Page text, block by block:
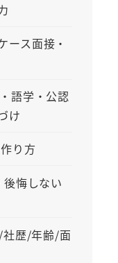
ース面接・
語学・公認
け
り方
悔しない
社歴/年齢/面